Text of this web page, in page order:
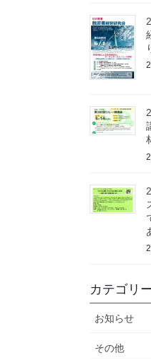
カテゴリ
お知らせ
その他